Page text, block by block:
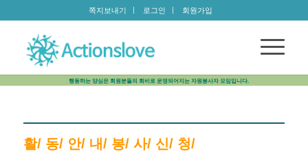
쪽지보내기 로그인 회원가입
행동하는 양심은 회원분들의 회비로 운영되어지는 자원봉사자 모임입니다.
활/ 동/ 안/ 내/ 봉/ 사/ 신/ 청/